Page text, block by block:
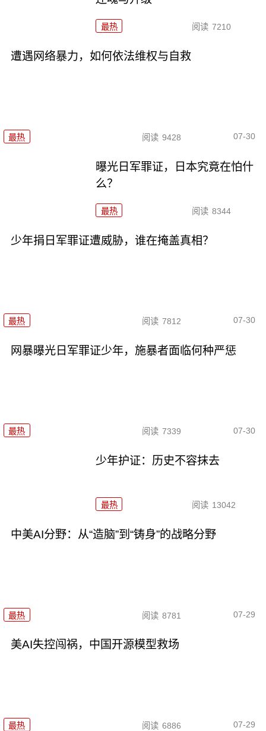
最热 阅读 7210
遭遇网络暴力，如何依法维权与自救
最热 阅读 9428 07-30
曝光日军罪证，日本究竟在怕什
么？
最热 阅读 8344
少年捐日军罪证遭威胁，谁在掩盖真相？
最热 阅读 7812 07-30
网暴曝光日军罪证少年，施暴者面临何种严惩
最热 阅读 7339 07-30
少年护证：历史不容抹去
最热 阅读 13042
中美AI分野：从“造脑”到“铸身”的战略分野
最热 阅读 8781 07-29
美AI失控闯祸，中国开源模型救场
最热 阅读 6886 07-29